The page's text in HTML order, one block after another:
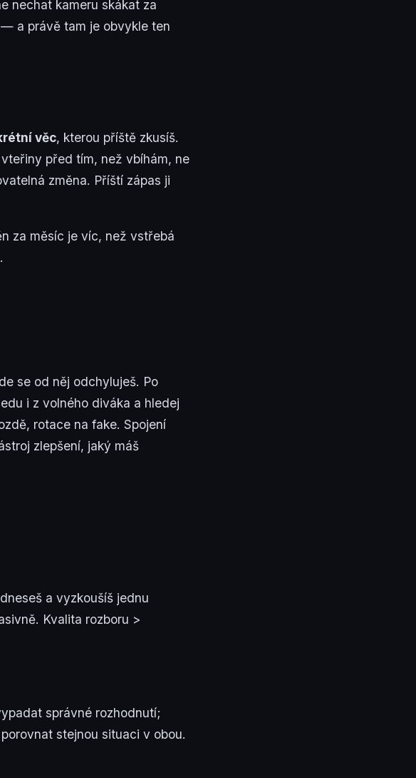
nechat kameru skákat za
a právě tam je obvykle ten
věc, kterou příště zkusíš.
před tím, než vbíhám, ne
změna. Příští zápas ji
za měsíc je víc, než vstřebá
se od něj odchyluješ. Po
i z volného diváka a hledej
rotace na fake. Spojení
zlepšení, jaký máš
a vyzkoušíš jednu
Kvalita rozboru >
správné rozhodnutí;
stejnou situaci v obou.